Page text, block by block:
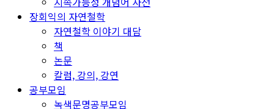
장회익의 자연철학
자연철학 이야기 대담
책
논문
칼럼, 강의, 강연
공부모임
녹색문명공부모임